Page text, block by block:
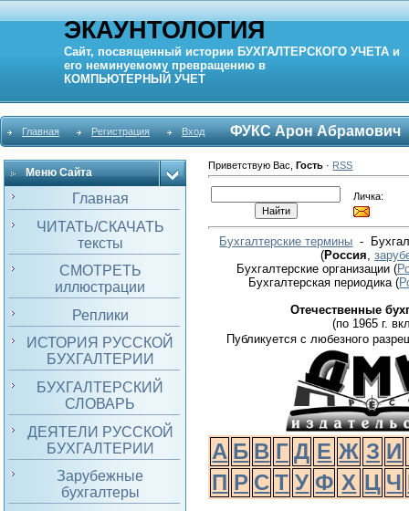
ЭКАУНТОЛОГИЯ
Сайт, посвященный истории БУХГАЛТЕРСКОГО УЧЕТА и
его неминуемому превращению в
КОМПЬЮТЕРНЫЙ УЧЕТ
Главная Регистрация Вход ФУКС Арон Абрамович
Меню Сайта
Главная
ЧИТАТЬ/СКАЧАТЬ
тексты
СМОТРЕТЬ
иллюстрации
Реплики
ИСТОРИЯ РУССКОЙ
БУХГАЛТЕРИИ
БУХГАЛТЕРСКИЙ
СЛОВАРЬ
ДЕЯТЕЛИ РУССКОЙ
БУХГАЛТЕРИИ
Зарубежные
бухгалтеры
Приветствую Вас ,Гость · RSS
Личка:
Бухгалтерские термины -
(Россия
Бухгалтерские организации (
Бухгалтерская периодика(
Отечественные
(по 1965 г.
Публикуется с любезного
А Б В Г Д Е Ж З И
П Р С Т У Ф Х Ц Ч